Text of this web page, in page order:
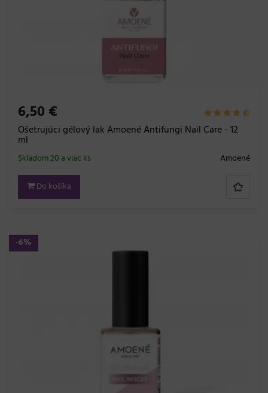
6,50 €
Ošetrujúci gélový lak Amoené Antifungi Nail Care - 12
ml
Amoené
Skladom 20 a viac ks
Do košíka
-6%